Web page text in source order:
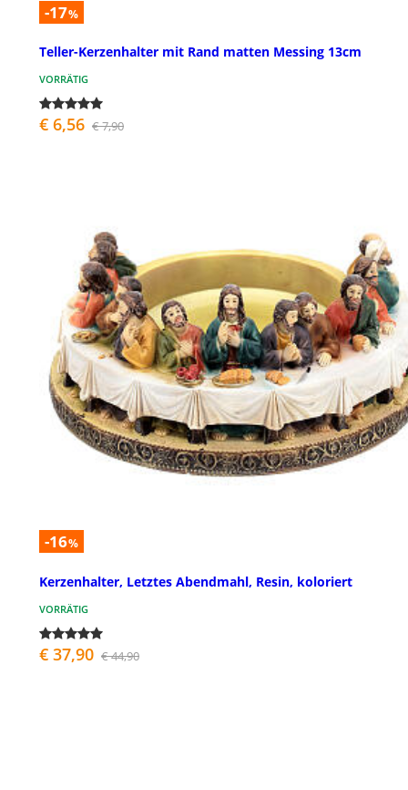
-17%
Teller-Kerzenhalter mit Rand matten Messing 13cm
VORRÄTIG
€ 6,56 € 7,90
-16%
Kerzenhalter, Letztes Abendmahl, Resin, koloriert
VORRÄTIG
€ 37,90 € 44,90